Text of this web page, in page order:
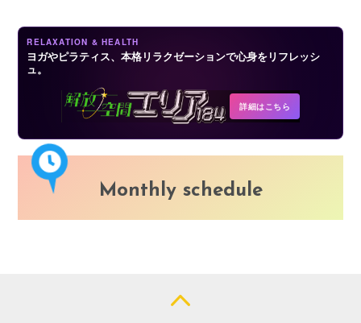
RELAXATION & HEALTH
ヨガやピラティス、本格リラクゼーションで心身をリフレッシ
ュ。
詳細はこちら
Monthly schedule